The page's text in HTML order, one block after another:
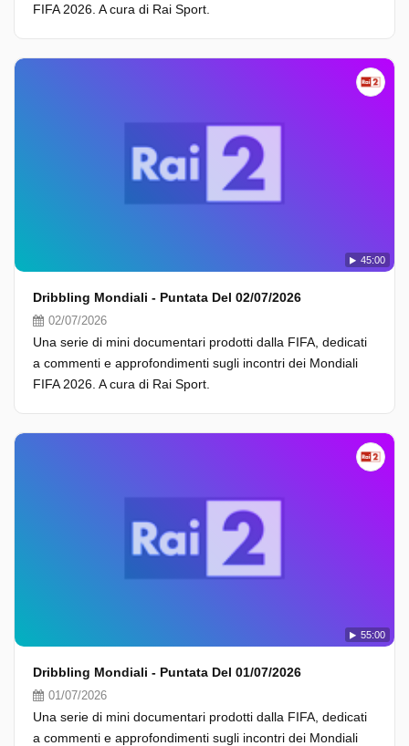
FIFA 2026. A cura di Rai Sport.
45:00
Dribbling Mondiali - Puntata Del 02/07/2026
02/07/2026
Una serie di mini documentari prodotti dalla FIFA, dedicati
a commenti e approfondimenti sugli incontri dei Mondiali
FIFA 2026. A cura di Rai Sport.
55:00
Dribbling Mondiali - Puntata Del 01/07/2026
01/07/2026
Una serie di mini documentari prodotti dalla FIFA, dedicati
a commenti e approfondimenti sugli incontri dei Mondiali